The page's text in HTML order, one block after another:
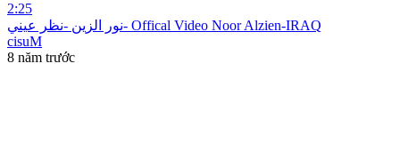
2:25
نور الزين -نظر عيني- Offical Video Noor Alzien-IRAQ
cisuM
8 năm trước